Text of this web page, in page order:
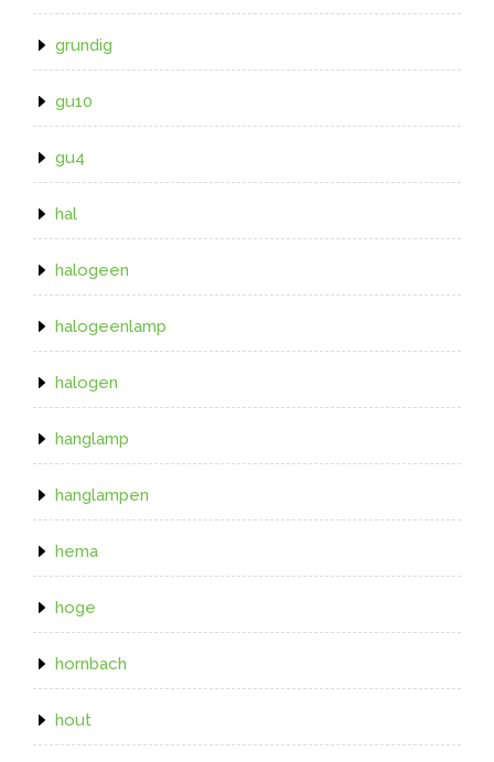
grundig
gu10
gu4
hal
halogeen
halogeenlamp
halogen
hanglamp
hanglampen
hema
hoge
hornbach
hout